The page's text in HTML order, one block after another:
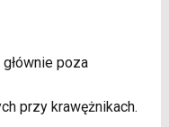
poza
przy krawężnikach.